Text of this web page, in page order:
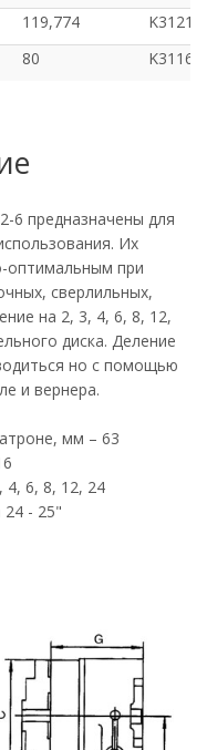
119,774
80 K31167
6 предназначены для
Их
оптимальным при
сверлильных,
на 2, 3, 4, 6, 8, 12,
диска. Деление
но с помощью
и вернера.
мм – 63
4, 6, 8, 12, 24
- 25"